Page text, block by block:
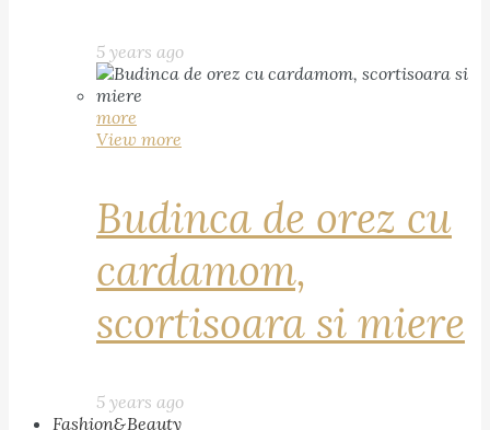
5 years ago
more
View more
Budinca de orez cu
cardamom,
scortisoara si miere
5 years ago
Fashion&Beauty